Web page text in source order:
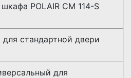
POLAIR CM 114-S
стандартной двери
для